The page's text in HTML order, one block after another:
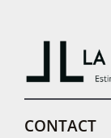
CONTACT